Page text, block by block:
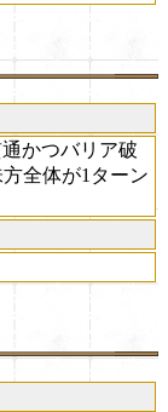
かつバリア破
全体が1ターン